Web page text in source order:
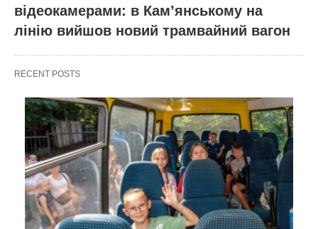
відеокамерами: в Кам’янському на
лінію вийшов новий трамвайний вагон
RECENT POSTS